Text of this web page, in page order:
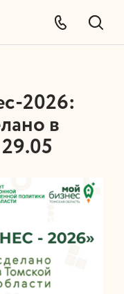
2026:
в